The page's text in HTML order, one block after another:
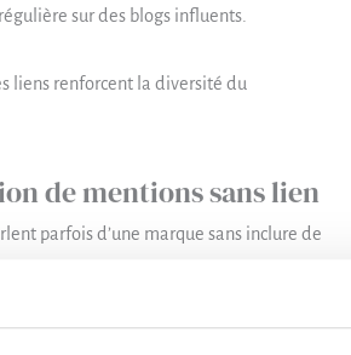
sur des blogs influents.
liens renforcent la diversité du
de mentions sans lien
parfois d’une marque sans inclure de